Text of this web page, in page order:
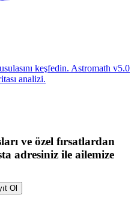
keşfedin. Astromath v5.0
analizi.
ve özel fırsatlardan
adresiniz ile ailemize
Ol